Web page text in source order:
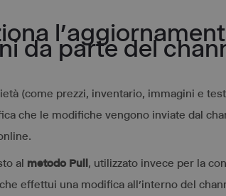
da parte del
(come prezzi, inventario, immagini e
che le modifiche vengono inviate dal
al metodo Pull, utilizzato invece per la
effettui una modifica all’interno del